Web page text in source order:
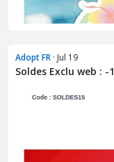
Adopt FR · Jul 19
Soldes Exclu web :